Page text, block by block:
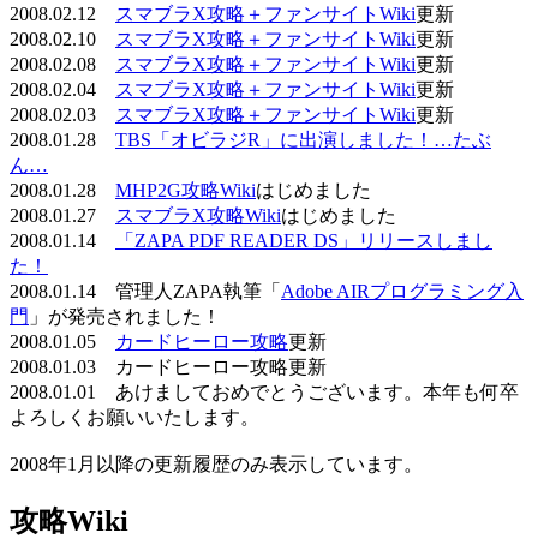
2008.02.12
スマブラX攻略＋ファンサイトWiki更新
2008.02.10
スマブラX攻略＋ファンサイトWiki更新
2008.02.08
スマブラX攻略＋ファンサイトWiki更新
2008.02.04
スマブラX攻略＋ファンサイトWiki更新
2008.02.03
スマブラX攻略＋ファンサイトWiki更新
2008.01.28 TBS「オビラジR」に出演しました！…たぶ
ん…
2008.01.28 MHP2G攻略Wikiはじめました
2008.01.27
スマブラX攻略Wikiはじめました
2008.01.14
「ZAPA PDF READER DS」リリースしまし
た！
2008.01.14 管理人ZAPA執筆「 Adobe AIRプログラミング入
門 」が発売されました！
2008.01.05
カードヒーロー攻略更新
2008.01.03 カードヒーロー攻略更新
2008.01.01 あけましておめでとうございます。本年も何卒
よろしくお願いいたします。
2008年1月以降の更新履歴のみ表示しています。
攻略Wiki